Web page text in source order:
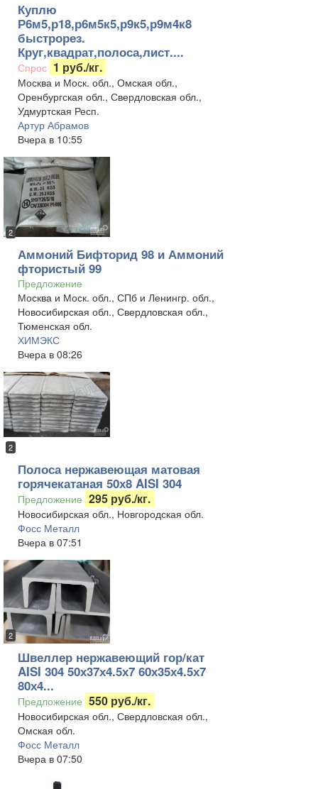
Куплю
Р6м5,р18,р6м5к5,р9к5,р9м4к8
быстрорез.
Круг,квадрат,полоса,лист....
Спрос 1 руб./кг.
Москва и Моск. обл., Омская обл.,
Оренбургская обл., Свердловская обл.,
Удмуртская Респ.
Артур Абрамов
Вчера в 10:55
2
Аммоний Бифторид 98 и Аммоний
фтористый 99
Предложение
Москва и Моск. обл., СПб и Ленингр. обл.,
Новосибирская обл., Свердловская обл.,
Тюменская обл.
ХИМЭКС
Вчера в 08:26
2
Полоса нержавеющая матовая
горячекатаная 50х8 AISI 304
Предложение 295 руб./кг.
Новосибирская обл., Новгородская обл.
Фосс Металл
Вчера в 07:51
2
Швеллер нержавеющий гор/кат
AISI 304 50х37х4.5х7 60х35х4.5х7
80х4...
Предложение 550 руб./кг.
Новосибирская обл., Свердловская обл.,
Омская обл.
Фосс Металл
Вчера в 07:50